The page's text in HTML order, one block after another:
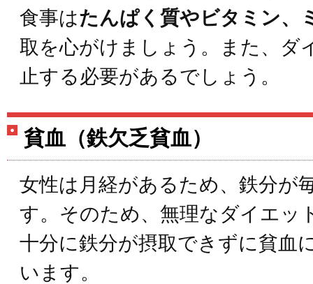
食事はたんぱく質やビタミン、
取を心がけましょう。また、ダ
止する必要があるでしょう。
貧血（鉄欠乏貧血）
女性は月経があるため、鉄分が
す。そのため、無理なダイエッ
十分に鉄分が摂取できずに貧血
います。